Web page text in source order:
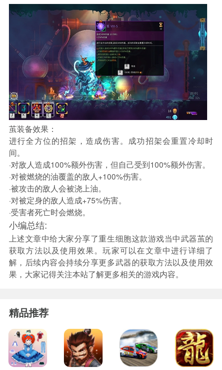
茧装备效果：
进行全方位的招架，造成伤害。成功招架会重置冷却时
间。
·对敌人造成100%额外伤害，但自己受到100%额外伤害。
·对被燃烧的油覆盖的敌人+100%伤害。
·被攻击的敌人会被浇上油。
·对被定身的敌人造成+75%伤害。
·受害者死亡时会燃烧。
小编总结:
上述文章中给大家分享了重生细胞这款游戏当中武器茧的
获取方法以及使用效果。玩家可以在文章中进行详细了
解，后续内容会持续分享更多武器的获取方法以及使用效
果，大家记得关注本站了解更多相关的游戏内容。
精品推荐